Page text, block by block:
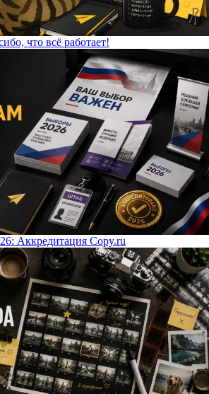
что всё работает!
Аккредитация Copy.ru